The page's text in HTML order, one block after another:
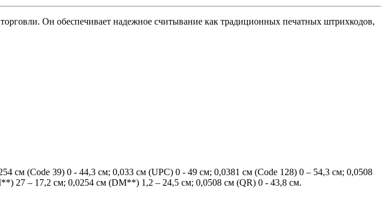
Он обеспечивает надежное считывание как традиционных печатных штрихкодов,
см (Code 39) 0 - 44,3 см; 0,033 см (UPC) 0 - 49 см; 0,0381 см (Code 128) 0 – 54,3 см; 0,0508
27 – 17,2 см; 0,0254 см (DM**) 1,2 – 24,5 см; 0,0508 см (QR) 0 - 43,8 см.